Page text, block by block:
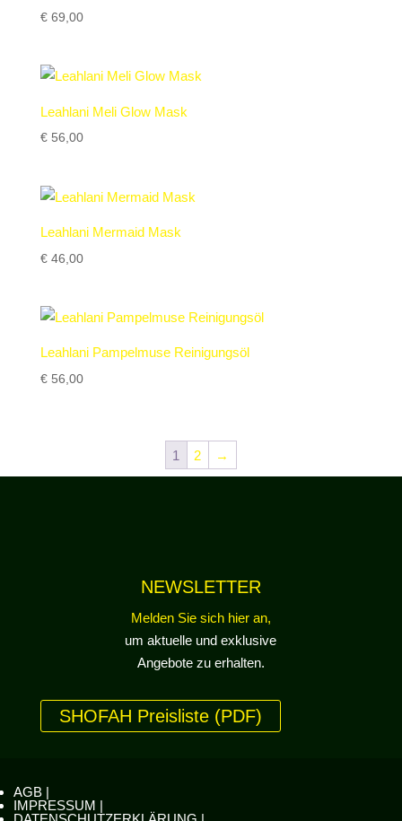
€69,00
Leahlani Meli Glow Mask
€56,00
Leahlani Mermaid Mask
€46,00
Leahlani Pampelmuse Reinigungsöl
€56,00
1 2 →
NEWSLETTER
Melden Sie sich hier an,
um aktuelle und exklusive
Angebote zu erhalten.
SHOFAH Preisliste (PDF)
AGB |
IMPRESSUM |